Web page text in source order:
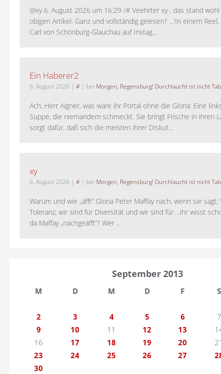
@xy 6. August 2026 um 16:29 /# Veehrter xy , das stand
obigen Artikel. Ganz und vollständig gelesen? ...'In einem
Carl von Schönburg-Glauchau auf Instag...
Ein Haberer2
6. August 2026 | # | bei Morgen, Regensburg! Durchlaucht ist nicht
Ach, Herr Aigner, was wäre ihr Portal ohne die Gloria: Eine
Suppe, die niemandem schmeckt. Sie bringt Frische in ihren
sorgt dafür, daß sich die meisten ihrer Diskut...
xy
6. August 2026 | # | bei Morgen, Regensburg! Durchlaucht ist nicht
Warum und wie „äfft“ Gloria Peter Maffay nach, wenn sie
Toleranz, wir sind für Diversität und wir sind für. ..ihr wisst
da Maffay „nachgeäfft“? Wer ...
September 2013
M D M D F S
2 3 4 5 6
7
9
10 11 12 13
16
17 18 19 20
23
24 25 26 27
30